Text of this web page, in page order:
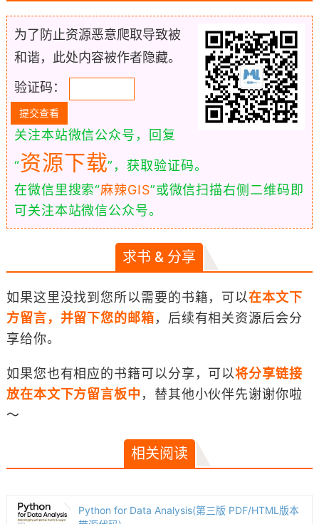
为了防止资源恶意爬取导致被
和谐，此处内容被作者隐藏。
验证码：
关注本站微信公众号，回复
“资源下载”，获取验证码。
在微信里搜索“麻辣GIS”或微信扫描右侧二维码即
可关注本站微信公众号。
求书 & 分享
如果这里没找到您所以需要的书籍，可以在本文下
方留言，并留下您的邮箱，后续有相关资源后会分
享给你。
如果您也有相应的书籍可以分享，可以将分享链接
放在本文下方留言板中 ，替其他小伙伴先谢谢你啦
～
相关阅读
Python for Data Analysis(第三版 PDF/HTML版本